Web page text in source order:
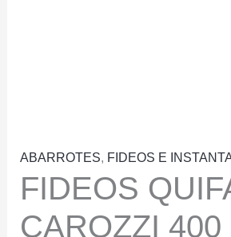
ABARROTES, FIDEOS E
FIDEOS
CAROZZI 400